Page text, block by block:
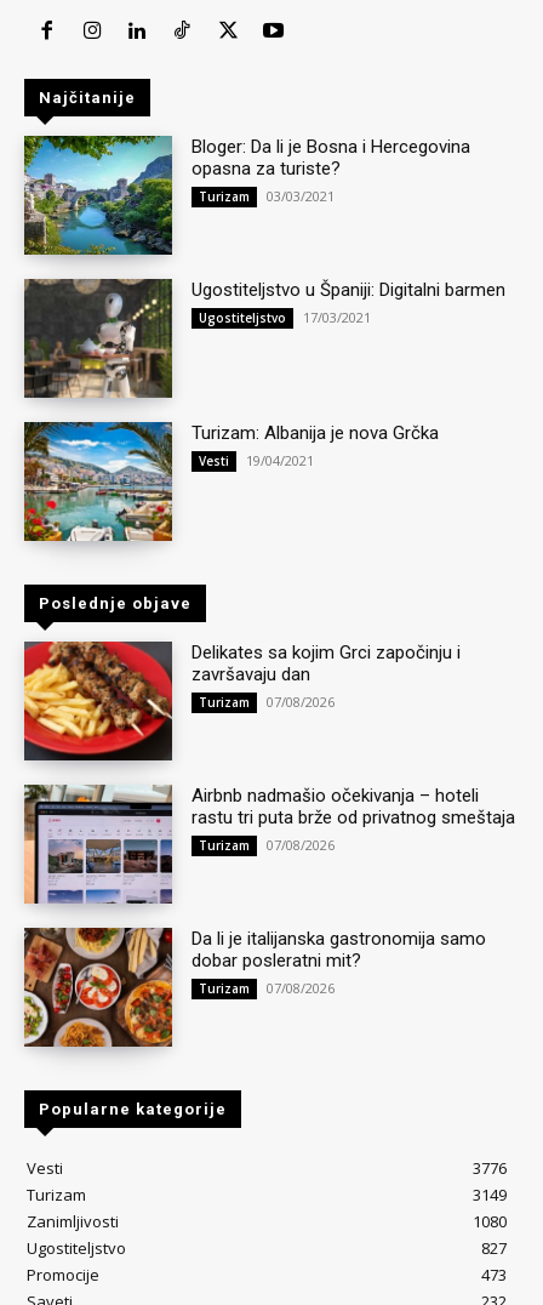
Najčitanije
Bloger: Da li je Bosna i Hercegovina
opasna za turiste?
Turizam 03/03/2021
Ugostiteljstvo u Španiji: Digitalni barmen
Ugostiteljstvo 17/03/2021
Turizam: Albanija je nova Grčka
Vesti 19/04/2021
Poslednje objave
Delikates sa kojim Grci započinju i
završavaju dan
Turizam 07/08/2026
Airbnb nadmašio očekivanja – hoteli
rastu tri puta brže od privatnog smeštaja
Turizam 07/08/2026
Da li je italijanska gastronomija samo
dobar posleratni mit?
Turizam 07/08/2026
Popularne kategorije
Vesti
3776
Turizam
3149
Zanimljivosti
1080
Ugostiteljstvo
827
Promocije
473